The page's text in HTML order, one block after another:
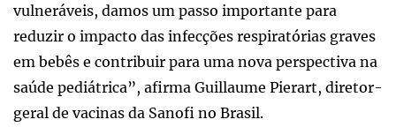
vulneráveis, damos um passo importante para
reduzir o impacto das infecções respiratórias graves
em bebês e contribuir para uma nova perspectiva na
saúde pediátrica”, afirma Guillaume Pierart, diretor-
geral de vacinas da Sanofi no Brasil.